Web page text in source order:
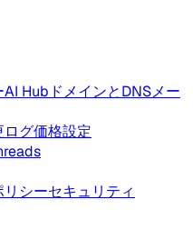
AI Hub ドメインとDNSメー
ログ価格設定
リシーセキュリティ